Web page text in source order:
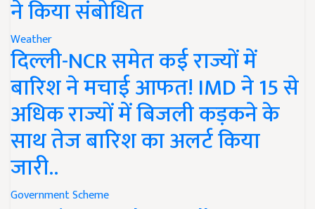
ने किया संबोधित
Weather
दिल्ली-NCR समेत कई राज्यों में
बारिश ने मचाई आफत! IMD ने 15 से
अधिक राज्यों में बिजली कड़कने के
साथ तेज बारिश का अलर्ट किया
जारी..
Government Scheme